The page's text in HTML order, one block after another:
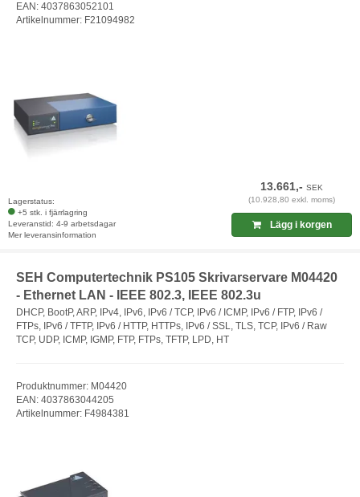
EAN: 4037863052101
Artikelnummer: F21094982
Lagerstatus:
+5 stk. i fjärrlagring
Leveranstid: 4-9 arbetsdagar
Mer leveransinformation
13.661,-SEK
(10.928,80 exkl. moms)
Lägg i korgen
SEH Computertechnik PS105 Skrivarservare M04420
- Ethernet LAN - IEEE 802.3, IEEE 802.3u
DHCP, BootP, ARP, IPv4, IPv6, IPv6 / TCP, IPv6 / ICMP, IPv6 / FTP, IPv6 /
FTPs, IPv6 / TFTP, IPv6 / HTTP, HTTPs, IPv6 / SSL, TLS, TCP, IPv6 / Raw
TCP, UDP, ICMP, IGMP, FTP, FTPs, TFTP, LPD, HT
Produktnummer: M04420
EAN: 4037863044205
Artikelnummer: F4984381